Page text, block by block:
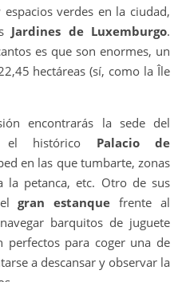
verdes en la ciudad,
Jardines de Luxemburgo.
es que son enormes, un
hectáreas (sí, como la Île
encontrarás la sede del
el histórico Palacio de
en las que tumbarte, zonas
la petanca, etc. Otro de sus
elgran estanque frente al
barquitos de juguete
perfectos para coger una de
a descansar y observar la